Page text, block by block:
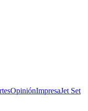
OpiniónImpresaJet Set